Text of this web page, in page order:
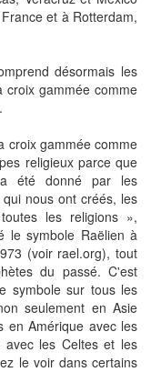
et à Rotterdam,
désormais les
croix gammée comme
croix gammée comme
religieux parce que
été donné par les
nous ont créés, les
les religions »,
le symbole Raëlien à
(voir rael.org), tout
du passé. C'est
symbole sur tous les
seulement en Asie
en Amérique avec les
avec les Celtes et les
le voir dans certains